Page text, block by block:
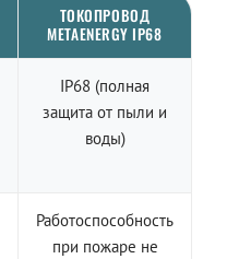
ТОКОПРОВОД
METAENERGY IP68
IP68 (полная
защита от пыли и
воды)
Работоспособность
при пожаре не